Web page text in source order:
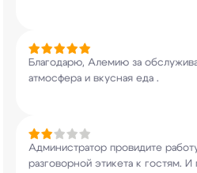
Благодарю, Алемию за
атмосфера и вкусная еда .
Администратор провидите
разговорной этикета к гостям. И